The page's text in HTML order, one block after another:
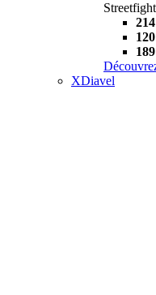
XDiavel